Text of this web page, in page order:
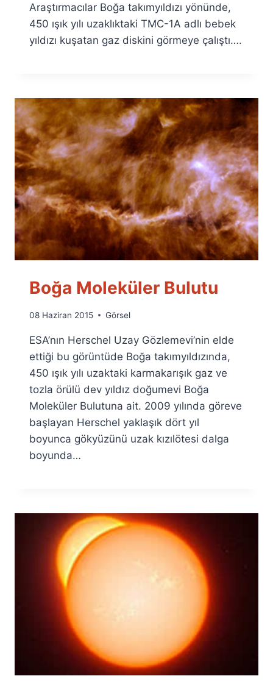
Araştırmacılar Boğa takımyıldızı yönünde,
450 ışık yılı uzaklıktaki TMC-1A adlı bebek
yıldızı kuşatan gaz diskini görmeye çalıştı….
Boğa Moleküler Bulutu
By
Fuat
Özyar
08 Haziran 2015 Görsel
ESA’nın Herschel Uzay Gözlemevi’nin elde
ettiği bu görüntüde Boğa takımyıldızında,
450 ışık yılı uzaktaki karmakarışık gaz ve
tozla örülü dev yıldız doğumevi Boğa
Moleküler Bulutuna ait. 2009 yılında göreve
başlayan Herschel yaklaşık dört yıl
boyunca gökyüzünü uzak kızılötesi dalga
boyunda…